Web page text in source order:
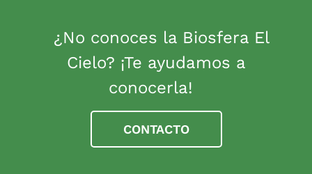
¿No conoces la Biosfera El
Cielo? ¡Te ayudamos a
conocerla!
CONTACTO